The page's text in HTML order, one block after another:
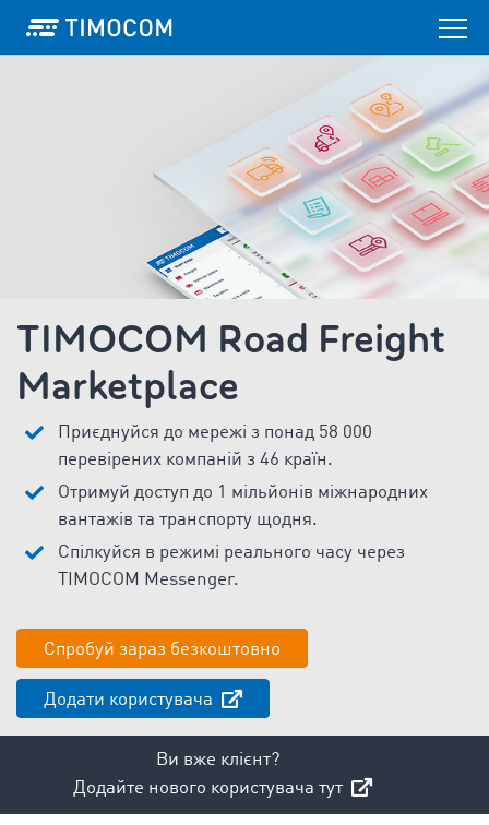
TIMOCOM Road Freight
Marketplace
Приєднуйся до мережі з понад 58 000
перевірених компаній з 46 країн.
Отримуй доступ до 1 мільйонів міжнародних
вантажів та транспорту щодня.
Спілкуйся в режимі реального часу через
TIMOCOM Messenger.
Спробуй зараз безкоштовно
Додати користувача
Ви вже клієнт?
Додайте нового користувача тут